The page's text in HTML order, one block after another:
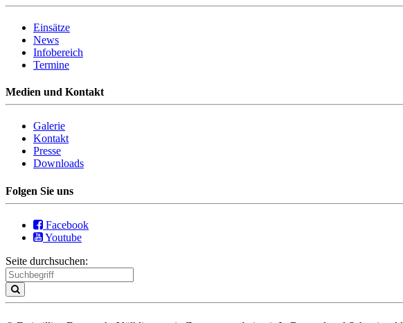
Einsätze
News
Infobereich
Termine
Medien und Kontakt
Galerie
Kontakt
Presse
Downloads
Folgen Sie uns
Facebook
Youtube
Seite durchsuchen: